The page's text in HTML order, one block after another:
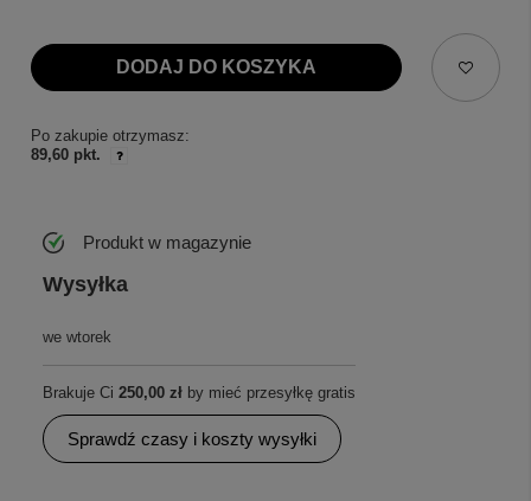
DODAJ DO KOSZYKA
Po zakupie otrzymasz:
89,60 pkt.
Produkt w magazynie
Wysyłka
we wtorek
Brakuje Ci 250,00 zł by mieć przesyłkę gratis
Sprawdź czasy i koszty wysyłki